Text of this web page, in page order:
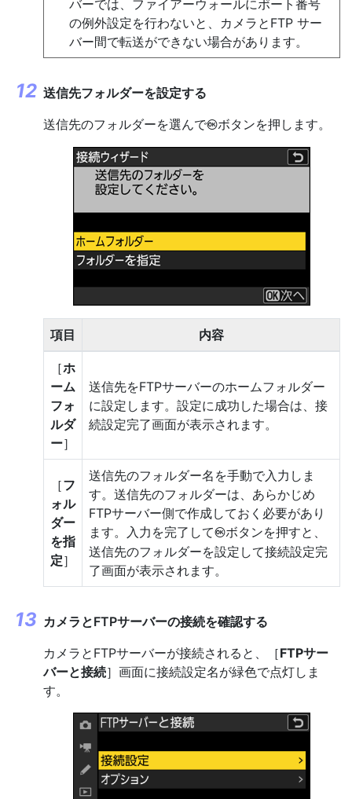
バーでは、ファイアーウォールにポート番号
の例外設定を行わないと、カメラとFTP サー
バー間で転送ができない場合があります。
送信先フォルダーを設定する
送信先のフォルダーを選んでJボタンを押します。
項目 内容
［ホ
ーム
フォ
ルダ
ー］
送信先をFTPサーバーのホームフォルダー
に設定します。設定に成功した場合は、接
続設定完了画面が表示されます。
［フ
ォル
ダー
を指
定］
送信先のフォルダー名を手動で入力しま
す。送信先のフォルダーは、あらかじめ
FTPサーバー側で作成しておく必要があり
ます。入力を完了してJボタンを押すと、
送信先のフォルダーを設定して接続設定完
了画面が表示されます。
カメラとFTPサーバーの接続を確認する
カメラとFTPサーバーが接続されると、［FTPサー
バーと接続］画面に接続設定名が緑色で点灯しま
す。